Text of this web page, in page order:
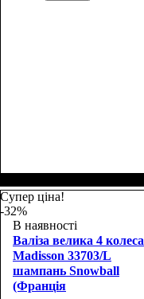
55х36х20
Супер ціна!
-32%
В наявності
Валіза велика 4 колеса
Madisson 33703/L
шампань Snowball
(Франція